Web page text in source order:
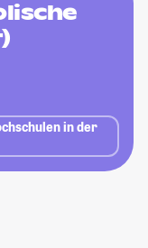
in der